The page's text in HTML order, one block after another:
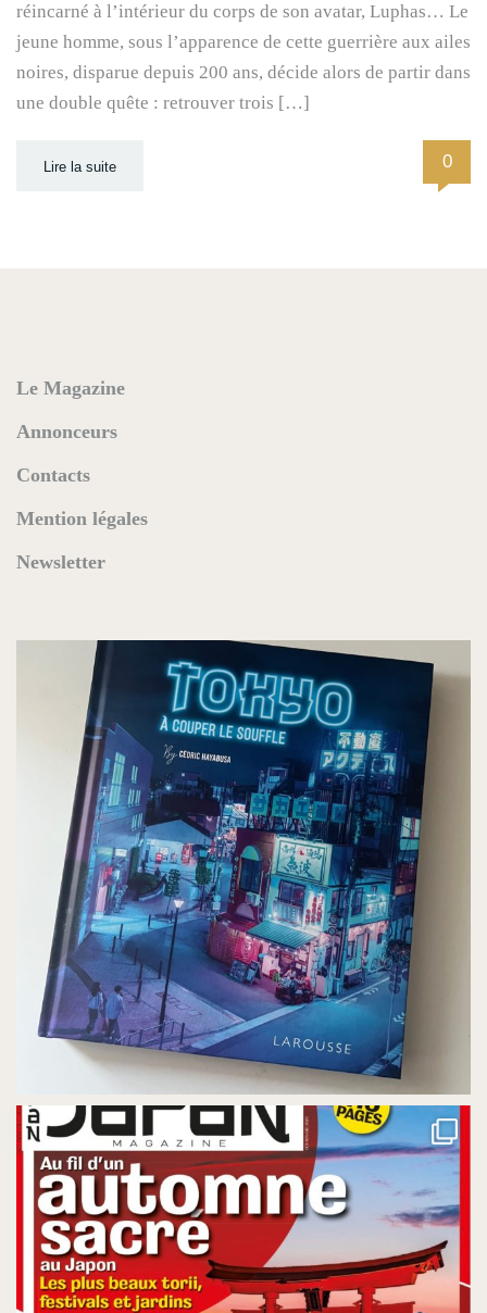
réincarné à l’intérieur du corps de son avatar, Luphas… Le
jeune homme, sous l’apparence de cette guerrière aux ailes
noires, disparue depuis 200 ans, décide alors de partir dans
une double quête : retrouver trois […]
Lire la suite 0
Le Magazine
Annonceurs
Contacts
Mention légales
Newsletter